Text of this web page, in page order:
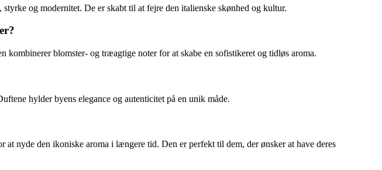
og modernitet. De er skabt til at fejre den italienske skønhed og kultur.
blomster- og træagtige noter for at skabe en sofistikeret og tidløs aroma.
hylder byens elegance og autenticitet på en unik måde.
nyde den ikoniske aroma i længere tid. Den er perfekt til dem, der ønsker at have deres